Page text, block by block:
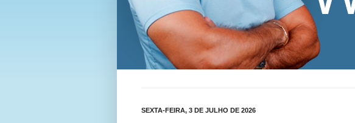
SEXTA-FEIRA, 3 DE JULHO DE 2026